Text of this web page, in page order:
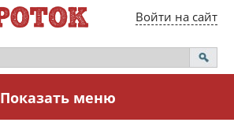
Войти на сайт
Показать меню